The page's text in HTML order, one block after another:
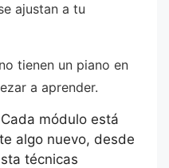
ajustan a tu
tienen un piano en
a aprender.
módulo está
algo nuevo, desde
técnicas